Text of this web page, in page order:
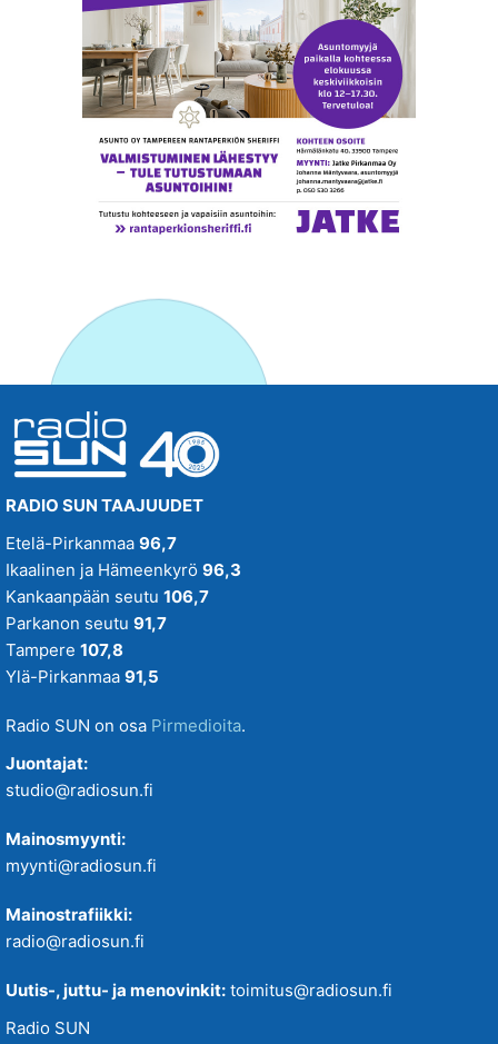
RADIO SUN TAAJUUDET
Etelä-Pirkanmaa 96,7
Ikaalinen ja Hämeenkyrö 96,3
Kankaanpään seutu 106,7
Parkanon seutu 91,7
Tampere 107,8
Ylä-Pirkanmaa 91,5
Radio SUN on osa Pirmedioita.
Juontajat:
studio@radiosun.fi
Mainosmyynti:
myynti@radiosun.fi
Mainostrafiikki:
radio@radiosun.fi
Uutis-, juttu- ja menovinkit: toimitus@radiosun.fi
Radio SUN